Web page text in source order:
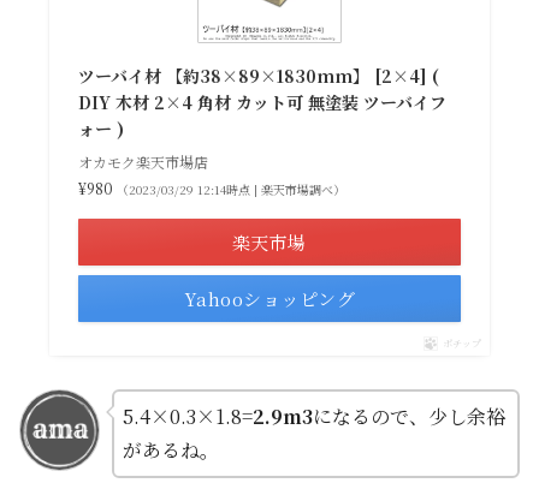
ツーバイ材 【約38×89×1830mm】 [2×4] (
DIY 木材 2×4 角材 カット可 無塗装 ツーバイフ
ォー )
オカモク楽天市場店
¥980
（2023/03/29 12:14時点 | 楽天市場調べ）
楽天市場
Yahooショッピング
ポチップ
5.4×0.3×1.8=2.9m3になるので、少し余裕
があるね。